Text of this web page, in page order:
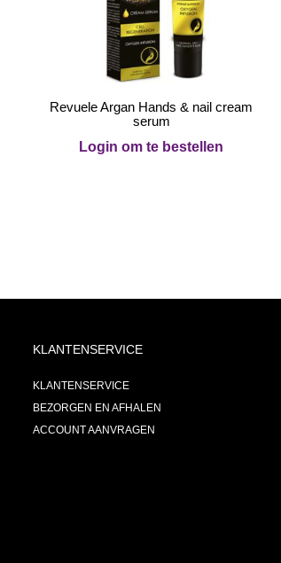
Revuele Argan Hands & nail cream
serum
Login om te bestellen
KLANTENSERVICE
KLANTENSERVICE
BEZORGEN EN AFHALEN
ACCOUNT AANVRAGEN